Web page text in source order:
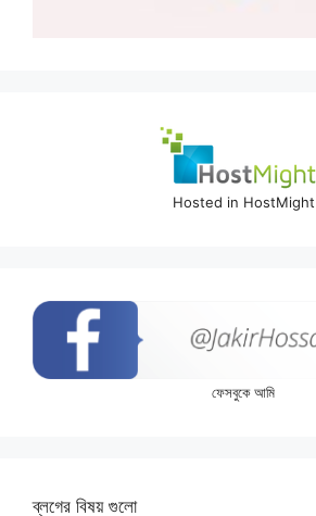
Hosted in HostMight
ফেসবুকে আমি
ব্লগের বিষয় গুলো